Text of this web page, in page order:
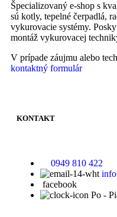
Špecializovaný e-shop s
sú kotly, tepelné čerpadlá,
vykurovacie systémy.
montáž vykurovacej
V prípade záujmu alebo
kontaktný formulár
KONTAKT
0949 810 422
facebook
Po -